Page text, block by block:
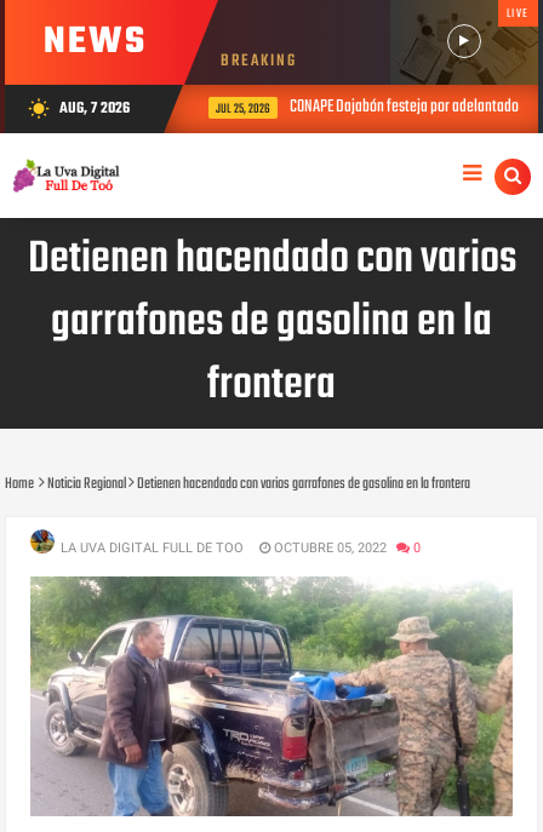
NEWS BREAKING
LIVE
wb_sunny AUG, 7 2026 JUL 25, 2026 CONAPE Dajabón festeja por adelantado el
Detienen hacendado con varios
garrafones de gasolina en la
frontera
Home Noticia Regional Detienen hacendado con varios garrafones de gasolina en la frontera
LA UVA DIGITAL FULL DE TOO OCTUBRE 05, 2022 0